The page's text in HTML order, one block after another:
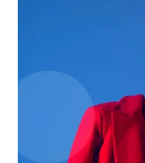
Contact us
Subscription Plans
My account